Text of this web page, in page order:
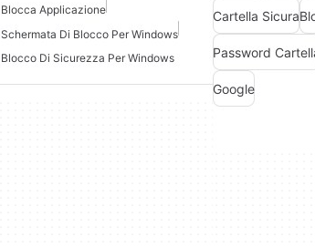
Blocca Applicazione
Schermata Di Blocco Per Windows
Blocco Di Sicurezza Per Windows
Cartella Sicura
Password
Google